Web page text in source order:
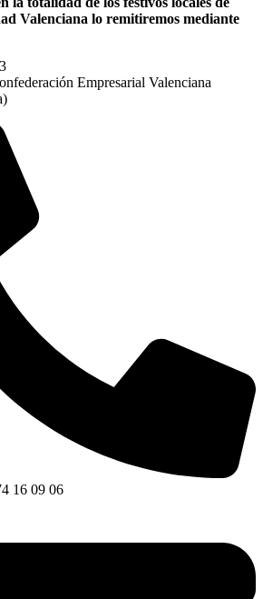
Valenciana lo remitiremos mediante
Empresarial Valenciana
16 09 06